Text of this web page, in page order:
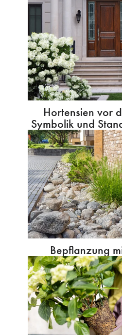
Hortensien vor
Symbolik und
Bepflanzung